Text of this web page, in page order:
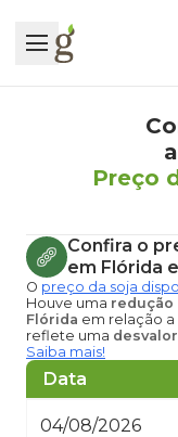
Preço
Confira o
em Flórida
O preço da soja
Houve uma redução
Flórida em relação a
reflete uma
Saiba mais!
Data
04/08/2026